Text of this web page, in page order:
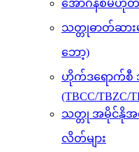
အော်ဂဲနစ်မဟုတ်
သတ္တုဓာတ်ဆား
ဘော့)
ဟိုက်ဒရောက်စီ
(TBCC/TBZC/
သတ္တု အမိုင်နိုအ
လိတ်များ